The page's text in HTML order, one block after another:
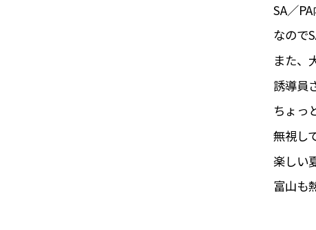
SA／
なので
また、
誘導員
ちょっ
無視し
楽しい
富山も